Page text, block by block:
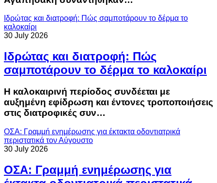
Ιδρώτας και διατροφή: Πώς σαμποτάρουν το δέρμα το
καλοκαίρι
30 July 2026
Ιδρώτας και διατροφή: Πώς
σαμποτάρουν το δέρμα το καλοκαίρι
Η καλοκαιρινή περίοδος συνδέεται με
αυξημένη εφίδρωση και έντονες τροποποιήσεις
στις διατροφικές συν…
ΟΣΑ: Γραμμή ενημέρωσης για έκτακτα οδοντιατρικά
περιστατικά τον Αύγουστο
30 July 2026
ΟΣΑ: Γραμμή ενημέρωσης για